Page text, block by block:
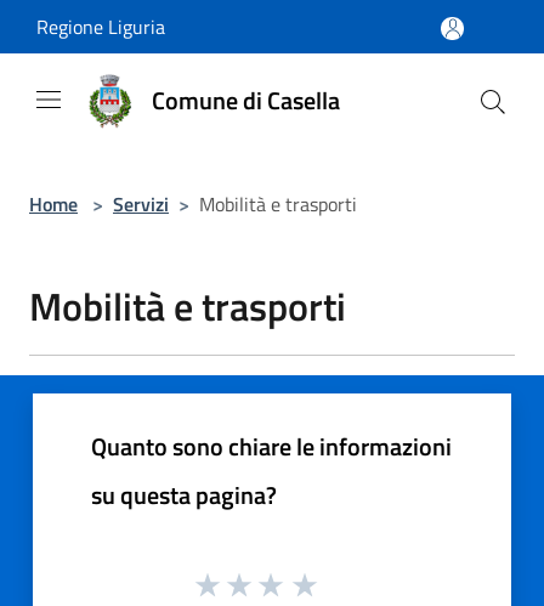
Salta al contenuto principale
Regione Liguria
Comune di Casella
Home > Servizi > Mobilità e trasporti
Mobilità e trasporti
Quanto sono chiare le informazioni
su questa pagina?